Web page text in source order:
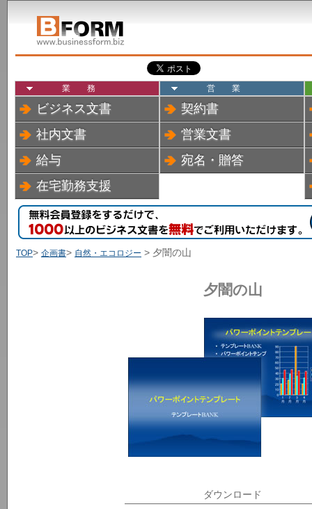
業務
ビジネス文書
社内文書
給与
在宅勤務支援
営業
契約書
営業文書
宛名・贈答
TOP> 企画書> 自然・エコロジー > 夕闇の山
夕闇の山
ダウンロード